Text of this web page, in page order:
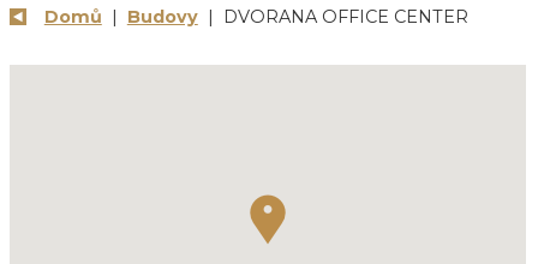
Domů | Budovy| DVORANA OFFICE CENTER